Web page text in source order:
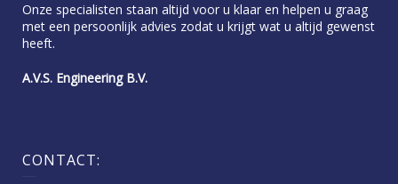
Onze specialisten staan altijd voor u klaar en helpen u graag
met een persoonlijk advies zodat u krijgt wat u altijd gewenst
heeft.
A.V.S. Engineering B.V.
CONTACT: